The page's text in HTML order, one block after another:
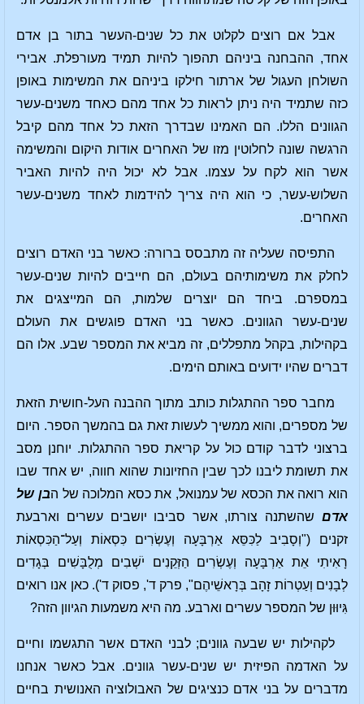
אבל אם רוצים לקלוט את כל שנים-העשר בתור בן אדם
אחד, ההבחנה ביניהם תהפוך להיות תמיד מעורפלת. אבירי
השולחן העגול של ארתור חילקו ביניהם את המשימות באופן
כזה שתמיד היה ניתן לראות כל אחד מהם כאחד משנים-עשר
הגוונים הללו. הם האמינו שבדרך הזאת כל אחד מהם קיבל
הרגשה שונה לחלוטין מזו של האחרים אודות היקום והמשימה
אשר הוא לקח על עצמו. אבל לא יכול היה להיות האביר
השלוש-עשר, כי הוא היה צריך להידמות לאחד משנים-עשר
האחרים.
התפיסה שעליה זה מתבסס ברורה: כאשר בני האדם רוצים
לחלק את משימותיהם בעולם, הם חייבים להיות שנים-עשר
במספרם. ביחד הם יוצרים שלמות, הם המייצגים את
שנים-עשר הגוונים. כאשר בני האדם פוגשים את העולם
בקהילות, בקהל מתפללים, זה מביא את המספר שבע. אלו הם
דברים שהיו ידועים באותם הימים.
מחבר ספר ההתגלות כותב מתוך ההבנה העל-חושית הזאת
של מספרים, והוא ממשיך לעשות זאת גם בהמשך הספר. היום
ברצוני לדבר קודם כול על קריאת ספר ההתגלות. יוחנן מסב
את תשומת ליבנו לכך שבין החזיונות שהוא חווה, יש אחד שבו
הוא רואה את הכסא של עמנואל, את כסא המלוכה של הבן של
אדם שהשתנה צורתו, אשר סביבו יושבים עשרים וארבעת
זקנים ("וְסָבִיב לַכִּסֵּא אַרְבָּעָה וְעֶשְׂרִים כִּסְאוֹת וְעַל־הַכִּסְאוֹת
רָאִיתִי אֵת אַרְבָּעָה וְעֶשְׂרִים הַזְּקֵנִים יֹשְׁבִים מְלֻבָּשִׁים בְּגָדִים
לְבָנִים וְעַטְרוֹת זָהָב בְּרָאשֵׁיהֶם", פרק ד', פסוק ד'). כאן אנו רואים
גִּיוּוּן של המספר עשרים וארבע. מה היא משמעות הגיוון הזה?
לקהילות יש שבעה גוונים; לבני האדם אשר התגשמו וחיים
על האדמה הפיזית יש שנים-עשר גוונים. אבל כאשר אנחנו
מדברים על בני אדם כנציגים של האבולוציה האנושית בחיים